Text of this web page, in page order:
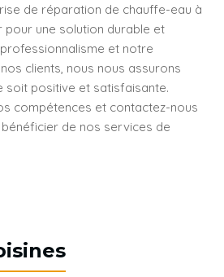
de réparation de chauffe-eau à
pour une solution durable et
et notre
clients, nous nous assurons
soit positive et satisfaisante.
compétences et contactez-nous
de nos services de